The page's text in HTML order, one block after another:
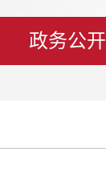
政务公开